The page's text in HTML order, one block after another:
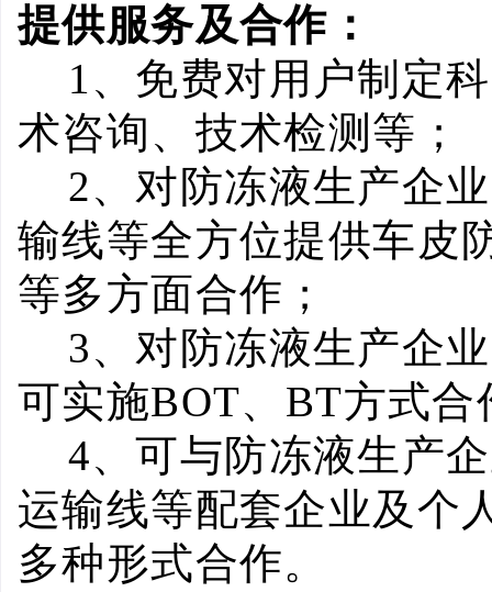
提供服务及合作：
1 、免费对用户制定
术咨询、技术检测等；
2、对防冻液生产企
输线等全方位提供车皮
等多方面合作；
3、对防冻液生产企
可实施BOT、 BT方式合
4、可与防冻液生产
运输线等配套企业及个
多种形式合作。